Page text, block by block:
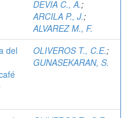
DEVIA C., A.;
ARCILA P., J.;
ALVAREZ M., F.
del
OLIVEROS T., C.E.;
GUNASEKARAN, S.